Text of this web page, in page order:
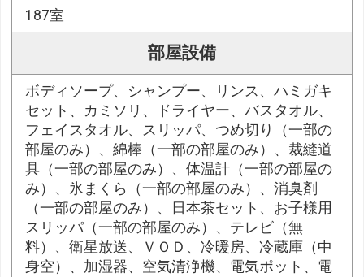
187室
部屋設備
ボディソープ、シャンプー、リンス、ハミガキ
セット、カミソリ、ドライヤー、バスタオル、
フェイスタオル、スリッパ、つめ切り（一部の
部屋のみ）、綿棒（一部の部屋のみ）、裁縫道
具（一部の部屋のみ）、体温計（一部の部屋の
み）、氷まくら（一部の部屋のみ）、消臭剤
（一部の部屋のみ）、日本茶セット、お子様用
スリッパ（一部の部屋のみ）、テレビ（無
料）、衛星放送、ＶＯＤ、冷暖房、冷蔵庫（中
身空）、加湿器、空気清浄機、電気ポット、電